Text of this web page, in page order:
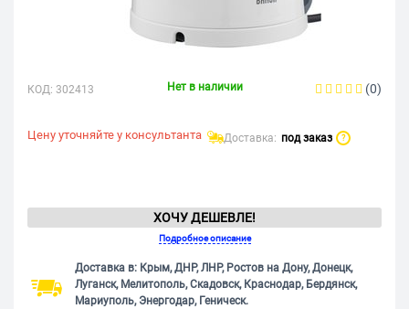
КОД: 302413 Нет в наличии (0)
Цену уточняйте у консультанта Доставка: под заказ ?
ХОЧУ ДЕШЕВЛЕ!
Подробное описание
Доставка в: Крым, ДНР, ЛНР, Ростов на Дону, Донецк,
Луганск, Мелитополь, Скадовск, Краснодар, Бердянск,
Мариуполь, Энергодар, Геническ.